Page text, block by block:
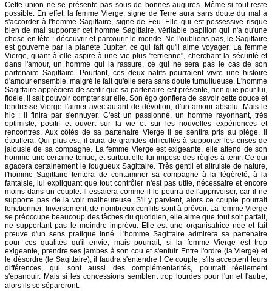
Cette union ne se présente pas sous de bonnes augures. Même si tout reste
possible. En effet, la femme Vierge, signe de Terre aura sans doute du mal à
s'accorder à l'homme Sagittaire, signe de Feu. Elle qui est possessive risque
bien de mal supporter cet homme Sagittaire, véritable papillon qui n'a qu'une
chose en tête : découvrir et parcourir le monde. Ne l'oublions pas, le Sagittaire
est gouverné par la planète Jupiter, ce qui fait qu'il aime voyager. La femme
Vierge, quant à elle aspire à une vie plus "terrienne", cherchant la sécurité et
dans l'amour, un homme qui la rassure, ce qui ne sera pas le cas de son
partenaire Sagittaire. Pourtant, ces deux natifs pourraient vivre une histoire
d'amour ensemble, malgré le fait qu'elle sera sans doute tumultueuse. L'homme
Sagittaire appréciera de sentir que sa partenaire est présente, rien que pour lui,
fidèle, il sait pouvoir compter sur elle. Son égo gonflera de savoir cette douce et
tendresse Vierge l'aimer avec autant de dévotion, d'un amour absolu. Mais le
hic : il finira par s'ennuyer. C'est un passionné, un homme rayonnant, très
optimiste, positif et ouvert sur la vie et sur les nouvelles expériences et
rencontres. Aux côtés de sa partenaire Vierge il se sentira pris au piège, il
étouffera. Qui plus est, il aura de grandes difficultés à supporter les crises de
jalousie de sa compagne. La femme Vierge est exigeante, elle attend de son
homme une certaine tenue, et surtout elle lui impose des règles à tenir. Ce qui
agacera certainement le fougueux Sagittaire. Très gentil et altruiste de nature,
l'homme Sagittaire tentera de contaminer sa compagne à la légèreté, à la
fantaisie, lui expliquant que tout contrôler n'est pas utile, nécessaire et encore
moins dans un couple. Il essaiera comme il le pourra de l'apprivoiser, car il ne
supporte pas de la voir malheureuse. S'il y parvient, alors ce couple pourrait
fonctionner. Inversement, de nombreux conflits sont à prévoir. La femme Vierge
se préoccupe beaucoup des tâches du quotidien, elle aime que tout soit parfait,
ne supportant pas le moindre imprévu. Elle est une organisatrice née et fait
preuve d'un sens pratique inné. L'homme Sagittaire admirera sa partenaire
pour ces qualités qu'il envie, mais pourrait, si la femme Vierge est trop
exigeante, prendre ses jambes à son cou et s'enfuir. Entre l'ordre (la Vierge) et
le désordre (le Sagittaire), il faudra s'entendre ! Ce couple, s'ils acceptent leurs
différences, qui sont aussi des complémentarités, pourrait réellement
s'épanouir. Mais si les concessions semblent trop lourdes pour l'un et l'autre,
alors ils se sépareront.